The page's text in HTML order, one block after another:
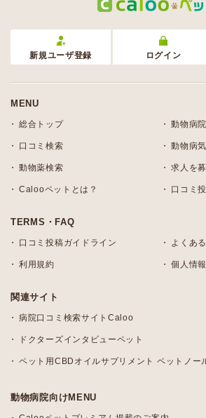
新規ユーザ登録 ログイン
MENU
総合トップ 動物病
口コミ検索 動物病
動物薬検索 求人を
Calooペットとは？ 口コミ
TERMS・FAQ
口コミ投稿ガイドライン よくあ
利用規約 個人情
関連サイト
病院口コミ検索サイトCaloo
ドクターズインタビューペット
ペット用CBDオイルサプリメント ペットノー
動物病院向けMENU